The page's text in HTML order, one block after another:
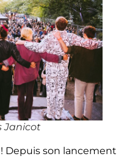
Janicot
Depuis son lancement